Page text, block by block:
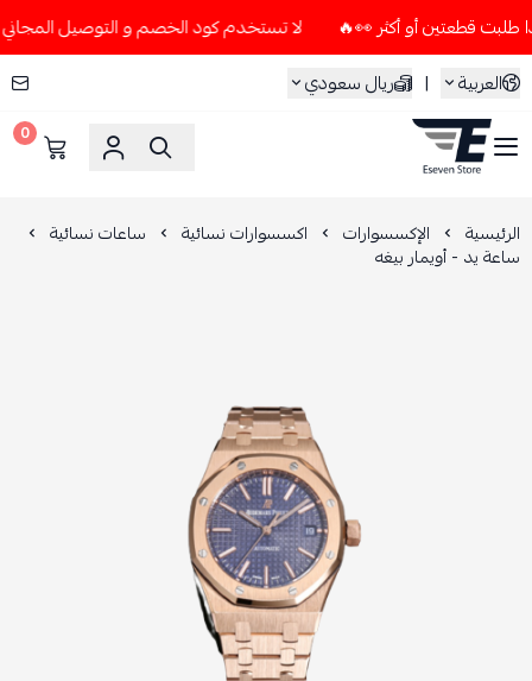
لا تستخدم كود الخصم و التوصيل المجاني " N7 " إلا إذا طلبت قطعتين أو أكثر 👀🔥
العربية
| ريال سعودي
ESEVEN STORE
0
الرئيسية الإكسسوارات اكسسوارات نسائية ساعات نسائية
ساعة يد - أويمار بيغه